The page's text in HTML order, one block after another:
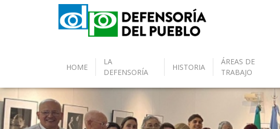
HOME
LA
DEFENSORÍA
HISTORIA
ÁREAS DE
TRABAJO